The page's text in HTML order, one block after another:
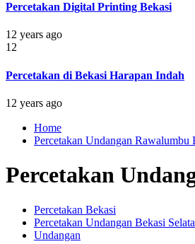
Percetakan Digital Printing Bekasi
12 years ago
12
Percetakan di Bekasi Harapan Indah
12 years ago
Home
Percetakan Undangan Rawalumbu
Percetakan
Percetakan Bekasi
Percetakan Undangan Bekasi
Undangan